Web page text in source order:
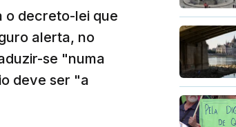
o decreto-lei que
alerta, no
se "numa
deve ser "a